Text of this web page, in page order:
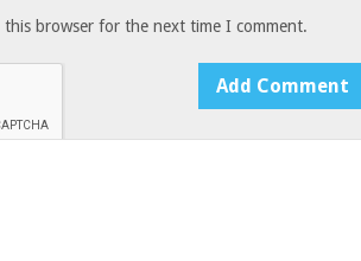
this browser for the next time I comment.